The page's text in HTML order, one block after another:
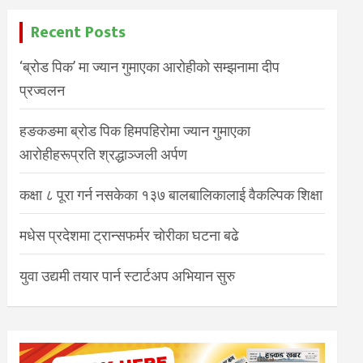
Recent Posts
‘ब्रोड पिक’ मा ज्यान गुमाएका आरोहीको सम्झनामा दीप
प्रज्वलन
हङकङमा ब्रोड पिक हिमपहिरोमा ज्यान गुमाएका
आरोहीहरूप्रति श्रद्धाञ्जली अर्पण
कक्षा ८ पूरा गर्न नसकेका १३७ बालबालिकालाई वैकल्पिक शिक्षा
मधेस प्रदेशमा ट्रान्सफर्मर चोरीका घटना बढे
युवा उद्यमी तयार पार्न स्टार्टअप अभियान सुरु